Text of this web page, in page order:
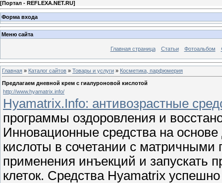
[Портал - REFLEXA.NET.RU]
Форма входа
Меню сайта
Главная страница Статьи Фотоальбом
Главная » Каталог сайтов » Товары и услуги » Косметика, парфюмерия
Предлагаем дневной крем с гиалуроновой кислотой
http://www.hyamatrix.info/
Hyamatrix.Info: антивозрастные
программы оздоровления и
Инновационные средства на основе
кислоты в сочетании с матричными
применения инъекций и запускать
клеток. Средства Hyamatrix